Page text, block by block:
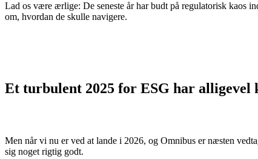
Lad os være ærlige: De seneste år har budt på regulatorisk kaos
om, hvordan de skulle navigere.
Et turbulent 2025 for ESG har alligevel
Men når vi nu er ved at lande i 2026, og Omnibus er næsten
sig noget rigtig godt.